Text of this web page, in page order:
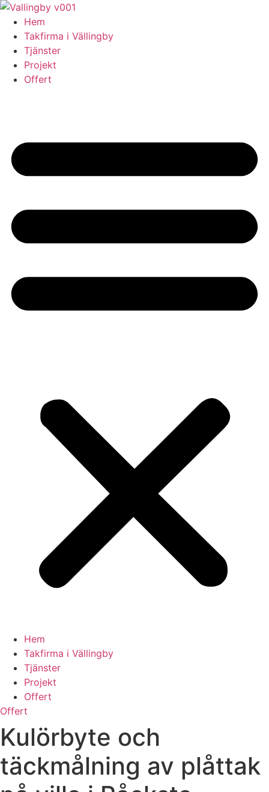
Skip
content
Hem
Takfirma i Vällingby
Tjänster
Projekt
Offert
Hem
Takfirma i Vällingby
Tjänster
Projekt
Offert
Offert
Kulörbyte och
täckmålning av plåttak